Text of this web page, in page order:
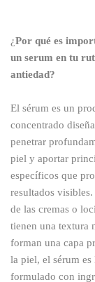
¿Por qué es
un serum en tu
antiedad?
El sérum es un
concentrado
penetrar
piel y aportar
específicos que
resultados
de las cremas o
tienen una textura
forman una capa
la piel, el sérum es
formulado con